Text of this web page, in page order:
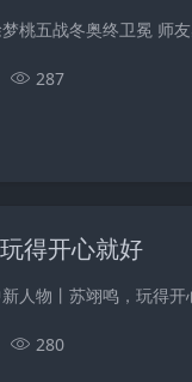
桃五战冬奥终卫冕 师
287
得开心就好
人物丨苏翊鸣，玩得开
280